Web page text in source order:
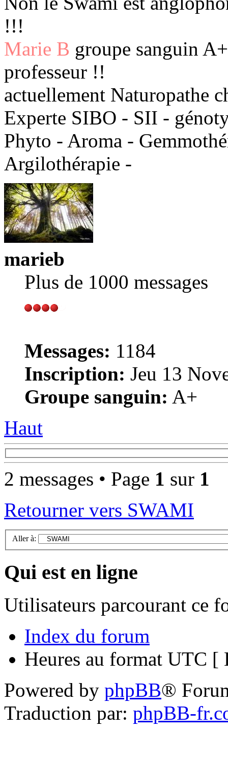
!!!
Marie B groupe sanguin
professeur !!
actuellement Naturopathe
Experte SIBO - SII -
Phyto - Aroma -
Argilothérapie -
marieb
Plus de 1000 messages
Messages: 1184
Inscription: Jeu 13
Groupe sanguin: A+
Haut
2 messages • Page 1 sur 1
Retourner vers SWAMI
Aller à:
Qui est en ligne
Utilisateurs parcourant ce
Index du forum
Heures au format UTC [
Powered by phpBB®
Traduction par: phpBB-